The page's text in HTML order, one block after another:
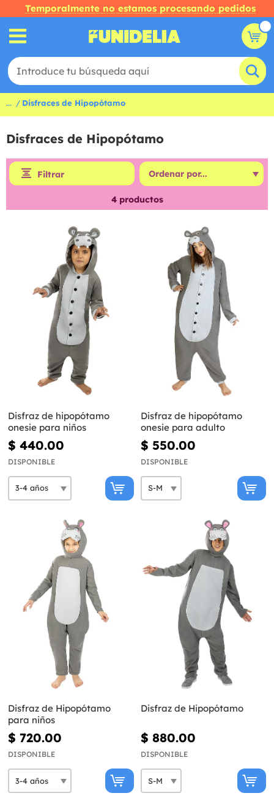
Temporalmente no estamos procesando pedidos
... Disfraces de Hipopótamo
Disfraces de Hipopótamo
Filtrar
4productos
Disfraz de hipopótamo
onesie para niños
$ 440.00
DISPONIBLE
Disfraz de hipopótamo
onesie para adulto
$ 550.00
DISPONIBLE
Disfraz de Hipopótamo
para niños
$ 720.00
DISPONIBLE
Disfraz de Hipopótamo
$ 880.00
DISPONIBLE